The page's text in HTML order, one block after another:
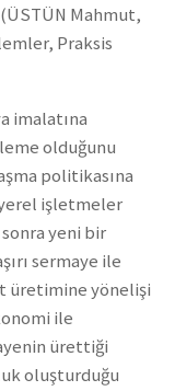
Mahmut,
Praksis
imalatına
olduğunu
politikasına
işletmeler
yeni bir
sermaye ile
üretimine yönelişi
ile
ürettiği
oluşturduğu